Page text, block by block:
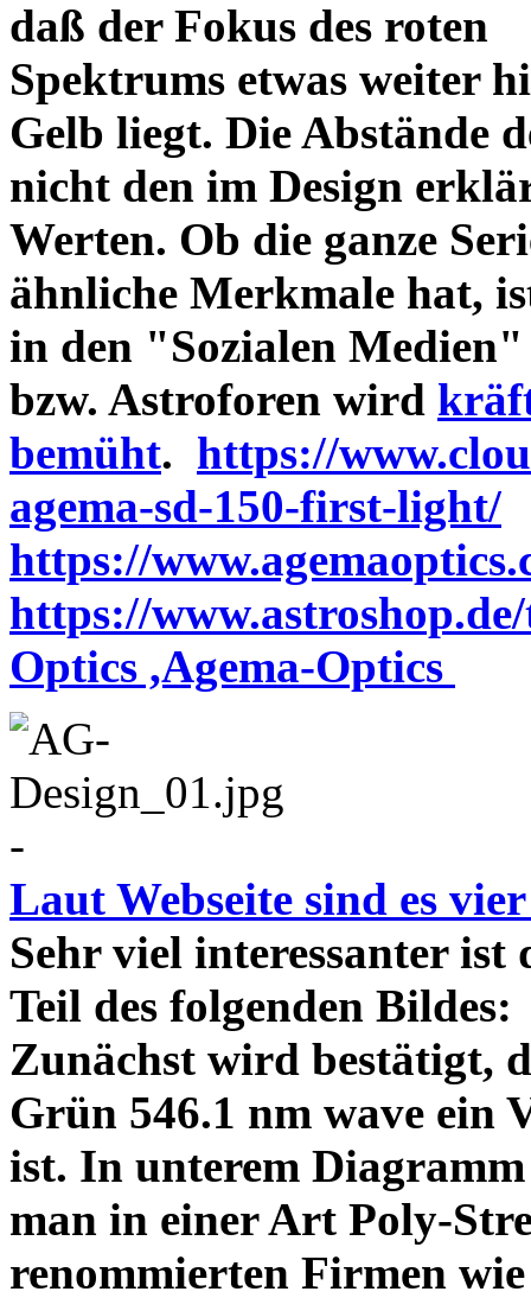
daß der Fokus des roten
Spektrums etwas weiter
Gelb liegt. Die Abstände
nicht den im Design
Werten. Ob die ganze
ähnliche Merkmale hat,
in den "Sozialen Medien"
bzw. Astroforen wird
bemüht. https://
agema-sd-150-first-light/
https://
https://
Optics ,Agema-Optics
-
Laut Webseite sind es
Sehr viel interessanter
Teil des folgenden
Zunächst wird bestätigt,
Grün 546.1 nm wave ein
ist. In unterem
man in einer Art Poly-
renommierten Firmen